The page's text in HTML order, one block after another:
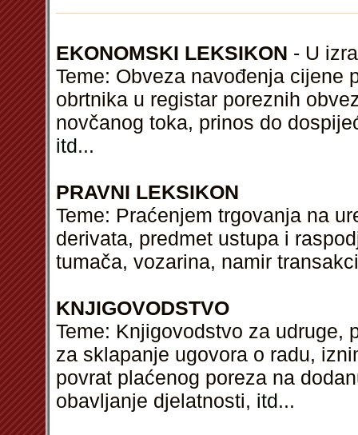
EKONOMSKI LEKSIKON - U
Teme: Obveza navođenja cijene
obrtnika u registar poreznih
novčanog toka, prinos do
itd...
PRAVNI LEKSIKON
Teme: Praćenjem trgovanja na
derivata, predmet ustupa i
tumača, vozarina, namir
KNJIGOVODSTVO
Teme: Knjigovodstvo za udruge,
za sklapanje ugovora o radu,
povrat plaćenog poreza na
obavljanje djelatnosti, itd...